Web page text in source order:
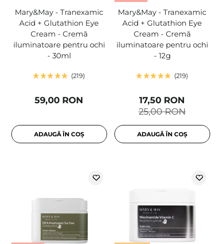
Mary&May - Tranexamic
Acid + Glutathion Eye
Cream - Cremă
iluminatoare pentru ochi
- 30ml
219
59,00 RON
ADAUGĂ ÎN COȘ
Mary&May - Tranexamic
Acid + Glutathion Eye
Cream - Cremă
iluminatoare pentru ochi
- 12g
219
25,00 RON
17,50 RON
ADAUGĂ ÎN COȘ